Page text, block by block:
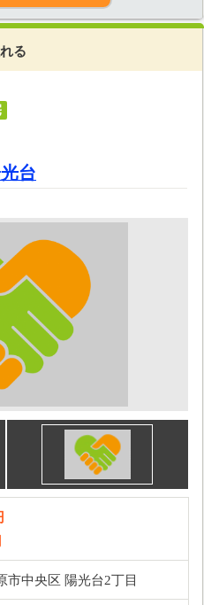
る
台
市中央区 陽光台2丁目